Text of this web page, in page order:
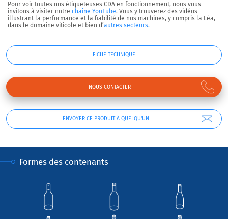
Pour voir toutes nos étiqueteuses CDA en fonctionnement, nous vous
invitons à visiter notre chaîne YouTube. Vous y trouverez des vidéos
illustrant la performance et la fiabilité de nos machines, y compris la Léa,
dans le domaine viticole et bien d’autres secteurs.
ENVOYER CE PRODUIT À QUELQU'UN
FICHE TECHNIQUE
NOUS CONTACTER
Formes des contenants